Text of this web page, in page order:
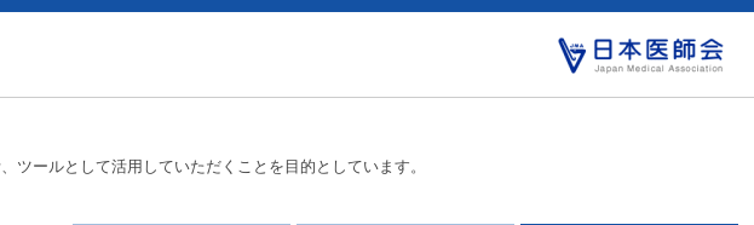
ールとして活用していただくことを目的としています。